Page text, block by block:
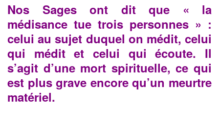
Nos Sages ont dit que « la
médisance tue trois personnes » :
celui au sujet duquel on médit, celui
qui médit et celui qui écoute. Il
s’agit d’une mort spirituelle, ce qui
est plus grave encore qu’un meurtre
matériel.